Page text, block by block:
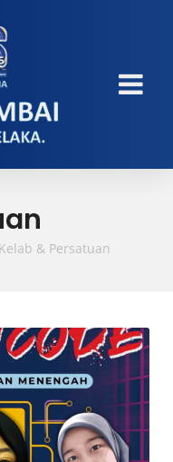
Kelab & Persatuan